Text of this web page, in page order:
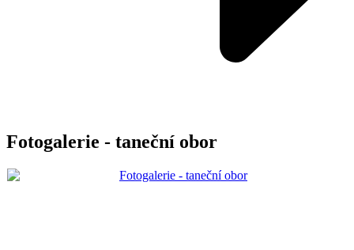
Fotogalerie - taneční obor